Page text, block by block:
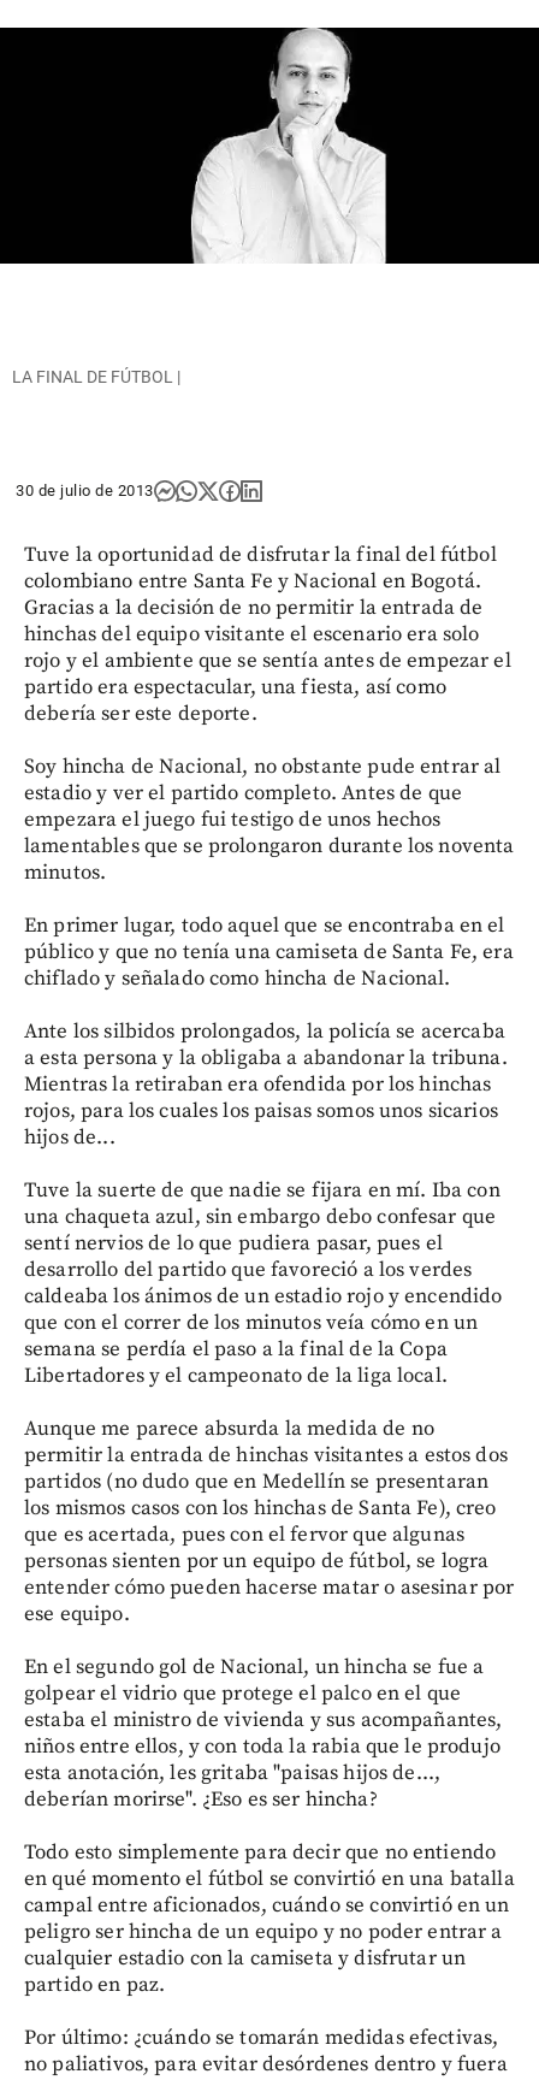
LA FINAL DE FÚTBOL |
30 de julio de 2013
Tuve la oportunidad de disfrutar la final del fútbol
colombiano entre Santa Fe y Nacional en Bogotá.
Gracias a la decisión de no permitir la entrada de
hinchas del equipo visitante el escenario era solo
rojo y el ambiente que se sentía antes de empezar el
partido era espectacular, una fiesta, así como
debería ser este deporte.
Soy hincha de Nacional, no obstante pude entrar al
estadio y ver el partido completo. Antes de que
empezara el juego fui testigo de unos hechos
lamentables que se prolongaron durante los noventa
minutos.
En primer lugar, todo aquel que se encontraba en el
público y que no tenía una camiseta de Santa Fe, era
chiflado y señalado como hincha de Nacional.
Ante los silbidos prolongados, la policía se acercaba
a esta persona y la obligaba a abandonar la tribuna.
Mientras la retiraban era ofendida por los hinchas
rojos, para los cuales los paisas somos unos sicarios
hijos de...
Tuve la suerte de que nadie se fijara en mí. Iba con
una chaqueta azul, sin embargo debo confesar que
sentí nervios de lo que pudiera pasar, pues el
desarrollo del partido que favoreció a los verdes
caldeaba los ánimos de un estadio rojo y encendido
que con el correr de los minutos veía cómo en un
semana se perdía el paso a la final de la Copa
Libertadores y el campeonato de la liga local.
Aunque me parece absurda la medida de no
permitir la entrada de hinchas visitantes a estos dos
partidos (no dudo que en Medellín se presentaran
los mismos casos con los hinchas de Santa Fe), creo
que es acertada, pues con el fervor que algunas
personas sienten por un equipo de fútbol, se logra
entender cómo pueden hacerse matar o asesinar por
ese equipo.
En el segundo gol de Nacional, un hincha se fue a
golpear el vidrio que protege el palco en el que
estaba el ministro de vivienda y sus acompañantes,
niños entre ellos, y con toda la rabia que le produjo
esta anotación, les gritaba "paisas hijos de...,
deberían morirse". ¿Eso es ser hincha?
Todo esto simplemente para decir que no entiendo
en qué momento el fútbol se convirtió en una batalla
campal entre aficionados, cuándo se convirtió en un
peligro ser hincha de un equipo y no poder entrar a
cualquier estadio con la camiseta y disfrutar un
partido en paz.
Por último: ¿cuándo se tomarán medidas efectivas,
no paliativos, para evitar desórdenes dentro y fuera